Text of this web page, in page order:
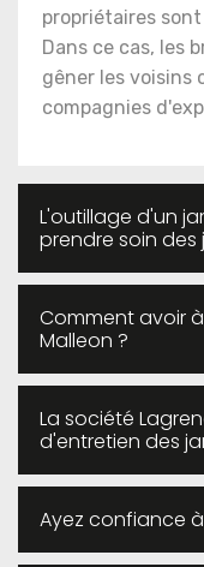
propriétaires
Dans ce cas, les
gêner les voisins
compagnies
L'outillage d'un
prendre soin des
Comment avoir
Malleon ?
La société
d'entretien des
Ayez confiance